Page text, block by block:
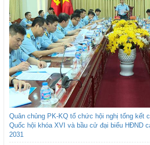
Quân chủng PK-KQ tổ chức hội nghị tổng kết
Quốc hội khóa XVI và bầu cử đại biểu HĐND
2031